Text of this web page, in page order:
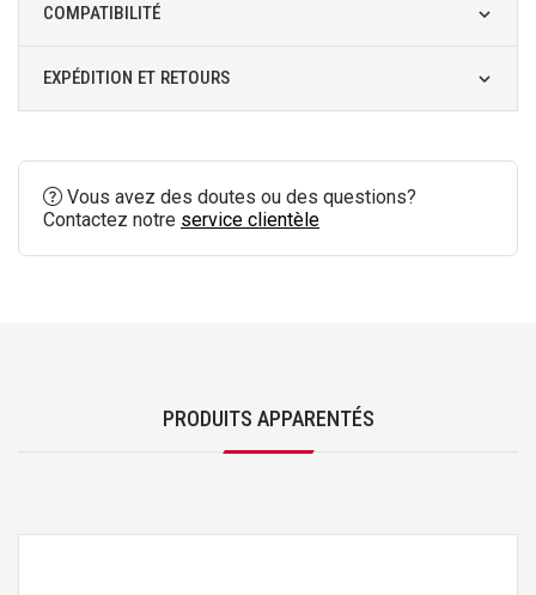
COMPATIBILITÉ
EXPÉDITION ET RETOURS
Vous avez des doutes ou des questions?
Contactez notre service clientèle
PRODUITS APPARENTÉS